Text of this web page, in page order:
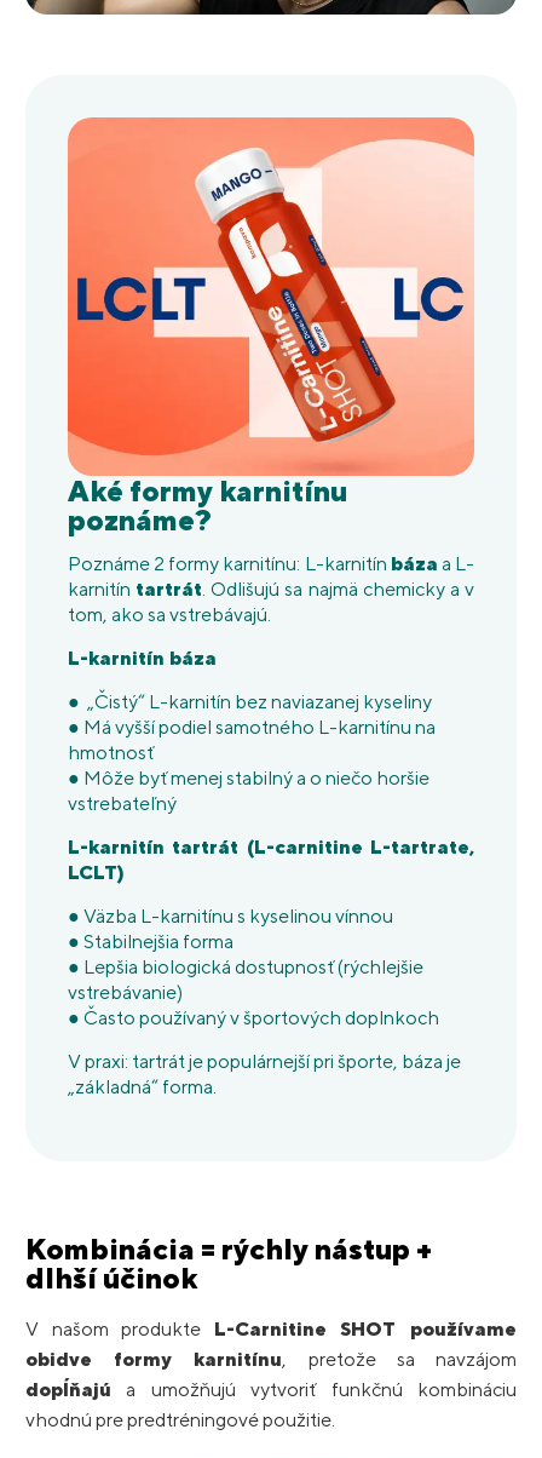
Aké formy karnitínu
poznáme?
Poznáme 2 formy karnitínu: L-karnitín báza a L-
karnitín tartrát. Odlišujú sa najmä chemicky a v
tom, ako sa vstrebávajú.
L-karnitín báza
● „Čistý“ L-karnitín bez naviazanej kyseliny
● Má vyšší podiel samotného L-karnitínu na
hmotnosť
● Môže byť menej stabilný a o niečo horšie
vstrebateľný
L-karnitín tartrát (L-carnitine L-tartrate,
LCLT)
● Väzba L-karnitínu s kyselinou vínnou
● Stabilnejšia forma
● Lepšia biologická dostupnosť (rýchlejšie
vstrebávanie)
● Často používaný v športových doplnkoch
V praxi: tartrát je populárnejší pri športe, báza je
„základná“ forma.
Kombinácia = rýchly nástup +
dlhší účinok
V našom produkte L-Carnitine SHOT používame
obidve formy karnitínu, pretože sa navzájom
dopĺňajú a umožňujú vytvoriť funkčnú kombináciu
vhodnú pre predtréningové použitie.